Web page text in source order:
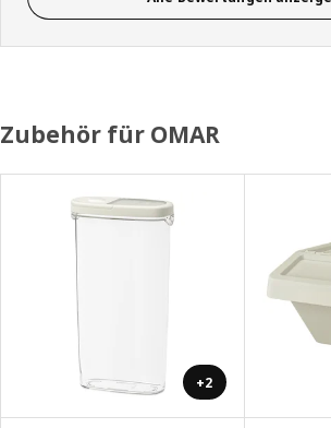
Zubehör für OMAR
+2